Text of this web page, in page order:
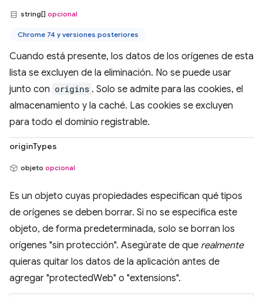
string[] opcional
Chrome 74 y versiones posteriores
Cuando está presente, los datos de los orígenes de esta
lista se excluyen de la eliminación. No se puede usar
junto con origins . Solo se admite para las cookies, el
almacenamiento y la caché. Las cookies se excluyen
para todo el dominio registrable.
originTypes
objeto opcional
Es un objeto cuyas propiedades especifican qué tipos
de orígenes se deben borrar. Si no se especifica este
objeto, de forma predeterminada, solo se borran los
orígenes "sin protección". Asegúrate de que realmente
quieras quitar los datos de la aplicación antes de
agregar "protectedWeb" o "extensions".